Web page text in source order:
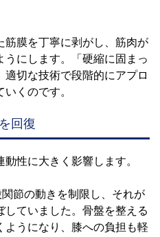
筋膜を丁寧に剥がし、筋肉が
にします。「硬縮に固まっ
切な技術で段階的にアプロ
くのです。
回復
性に大きく影響します。
節の動きを制限し、それが
ていました。骨盤を整える
ようになり、膝への負担も軽